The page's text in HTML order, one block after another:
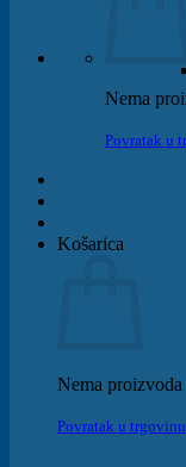
Nema
Povratak u
Košarica
Nema
Povratak u trgovinu